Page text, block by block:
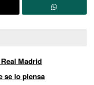
Madrid
se lo piensa